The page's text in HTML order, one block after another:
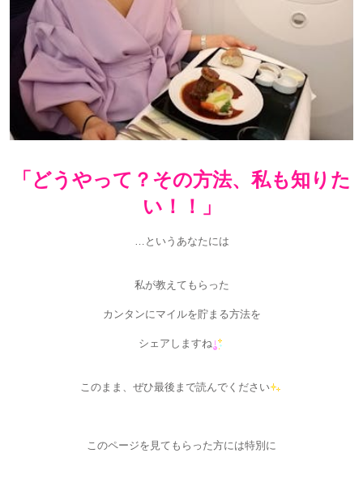
「どうやって？ その方法、私も知りた
い！！」
…というあなたには
私が教えてもらった
カンタンにマイルを貯まる方法を
シェアしますね
このまま、ぜひ最後まで読んでください
このページを見てもらった方には特別に